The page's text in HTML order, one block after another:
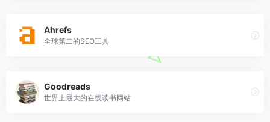
Ahrefs
全球第二的SEO工具
Goodreads
世界上最大的在线读书网站